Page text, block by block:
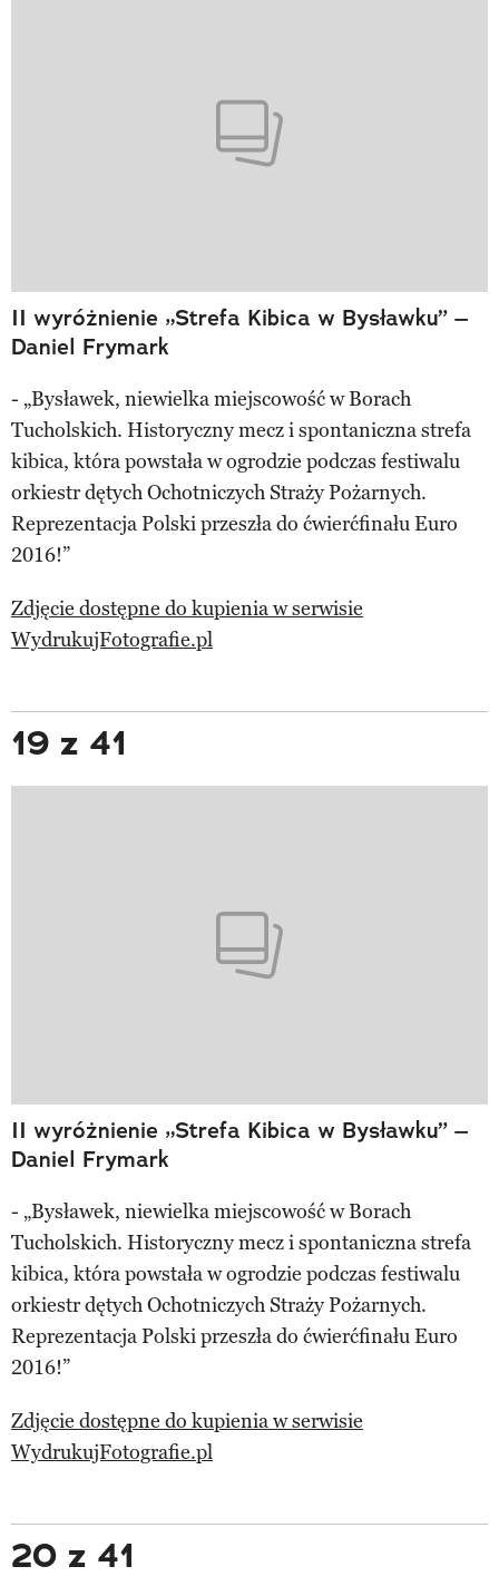
II wyróżnienie „Strefa Kibica w Bysławku” –
Daniel Frymark
- „Bysławek, niewielka miejscowość w Borach
Tucholskich. Historyczny mecz i spontaniczna strefa
kibica, która powstała w ogrodzie podczas festiwalu
orkiestr dętych Ochotniczych Straży Pożarnych.
Reprezentacja Polski przeszła do ćwierćfinału Euro
2016!”
Zdjęcie dostępne do kupienia w serwisie
WydrukujFotografie.pl
19 z 41
II wyróżnienie „Strefa Kibica w Bysławku” –
Daniel Frymark
- „Bysławek, niewielka miejscowość w Borach
Tucholskich. Historyczny mecz i spontaniczna strefa
kibica, która powstała w ogrodzie podczas festiwalu
orkiestr dętych Ochotniczych Straży Pożarnych.
Reprezentacja Polski przeszła do ćwierćfinału Euro
2016!”
Zdjęcie dostępne do kupienia w serwisie
WydrukujFotografie.pl
20 z 41